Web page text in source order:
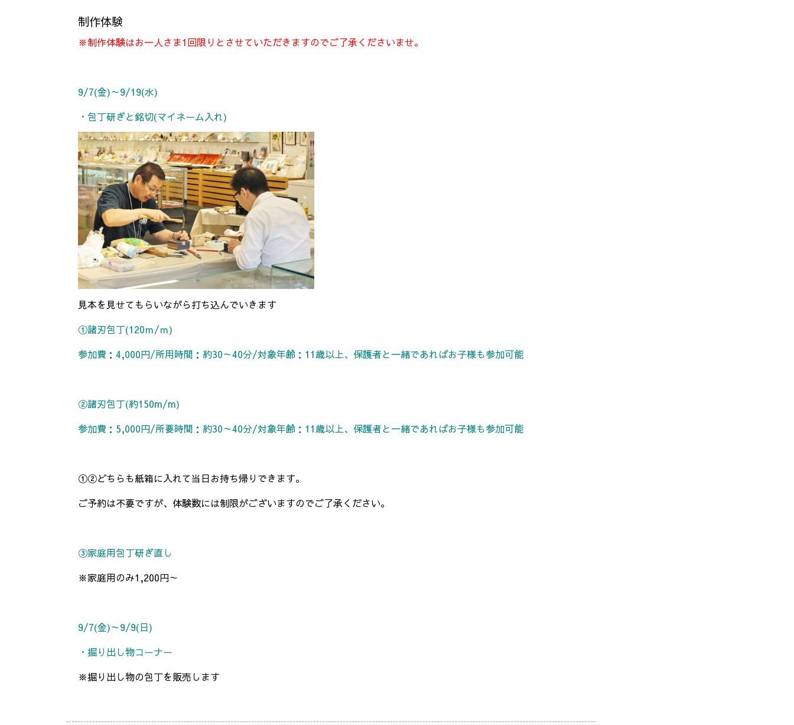
制作体験
※制作体験はお一人さま1回限りとさせていただきますのでご了承くださいませ。
9/7(金)～9/19(水)
・包丁研ぎと銘切(マイネーム入れ)
見本を見せてもらいながら打ち込んでいきます
①諸刃包丁(120ｍ/ｍ)
参加費：4,000円/所用時間：約30～40分/対象年齢：11歳以上、保護者と一緒であればお子様も参加可能
②諸刃包丁(約150m/m)
参加費：5,000円/所要時間：約30～40分/対象年齢：11歳以上、保護者と一緒であればお子様も参加可能
①②どちらも紙箱に入れて当日お持ち帰りできます。
ご予約は不要ですが、体験数には制限がございますのでご了承ください。
③家庭用包丁研ぎ直し
※家庭用のみ1,200円～
9/7(金)～9/9(日)
・掘り出し物コーナー
※掘り出し物の包丁を販売します